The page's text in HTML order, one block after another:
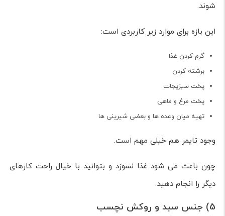
شوند.
این بازه برای موارد زیر کاربردی است:
گرم کردن غذا
برشته کردن
پخت سبزیجات
پخت مرغ و ماهی
تهیه میان وعده ها و بعضی شیرینی ها
وجود تایمر هم خیلی مهم است.
چون باعث می شود غذا نسوزد و بتوانید با خیال راحت کارهای
دیگر را انجام دهید.
5) جنس سبد و روکش نچسب